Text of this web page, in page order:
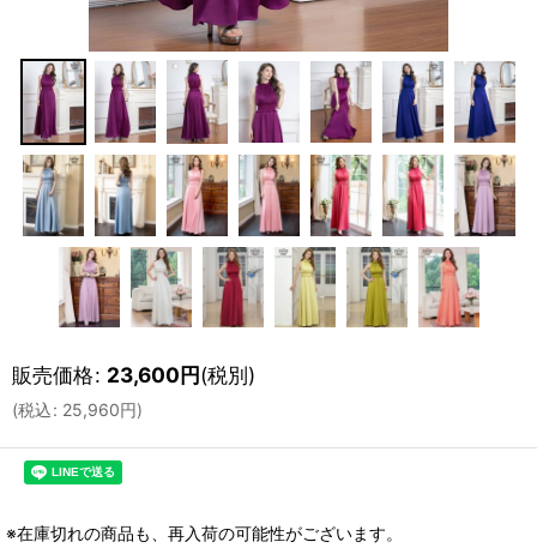
販売価格: 23,600円(税別)
(税込: 25,960円)
※在庫切れの商品も、再入荷の可能性がございます。